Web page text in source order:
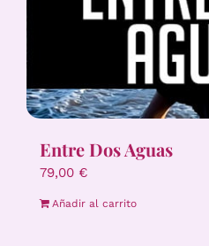
Entre Dos Aguas
79,00 €
Añadir al carrito